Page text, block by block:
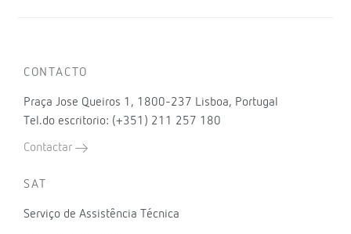
CONTACTO
Praça Jose Queiros 1, 1800-237 Lisboa, Portugal
Tel.do escritorio: (+351) 211 257 180
Contactar
SAT
Serviço de Assistência Técnica